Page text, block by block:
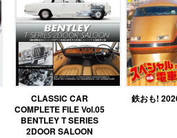
CLASSIC CAR
COMPLETE FILE Vol.05
BENTLEY T SERIES
2DOOR SALOON
鉄おも!